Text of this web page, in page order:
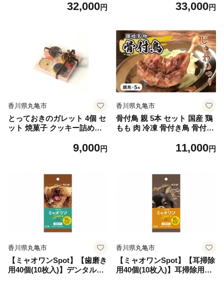
パイス 骨付鶏 骨付き鳥 チキ
亀市 オンリーワン
32,000円
ちご みかん 蜜柑 オレンジ 苺
実 青果 甘い ジュース ゼリー
ケーキ アイス シャーベット
スイーツ 冬の味覚 国産 香川
県 丸亀市 くだもの畑 PonPo
n
33,000円
香川県丸亀市
とっておきのガレット 4個 セ
ット 焼菓子 クッキー詰め合
9,000円
香川県丸亀市
骨付鳥 親 5本 セット 国産 鶏
もも 肉 冷凍 骨付き鳥 骨付き
菜 チキン 焼き鳥 焼鳥 鶏 親
ー BBQ アウトドア クリスマ
ス 香川県 香川 丸亀 丸亀市
11,000円
香川県丸亀市
【ミャオワンSpot】【歯磨き
用40個(10枚入)】デンタルシ
香川県丸亀市
【ミャオワンSpot】【耳掃除
用40個(10枚入)】耳掃除用シ